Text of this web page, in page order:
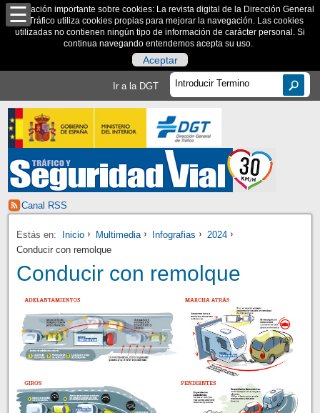
Información importante sobre cookies: La revista digital de la Dirección General
de Tráfico utiliza cookies propias para mejorar la navegación. Las cookies
utilizadas no contienen ningún tipo de información de carácter personal. Si
continua navegando entendemos acepta su uso.
Aceptar
Ir a la DGT
Canal RSS
Estás en: Inicio Multimedia Infografias
2024
Conducir con remolque
Conducir con remolque